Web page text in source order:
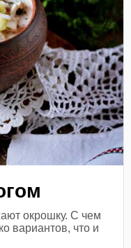
окрошку. С чем
вариантов, что и